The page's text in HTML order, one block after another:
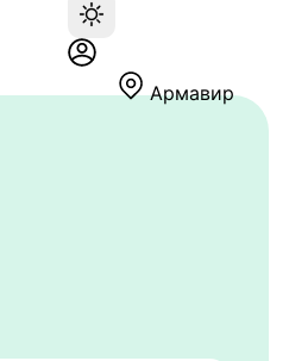
Армавир